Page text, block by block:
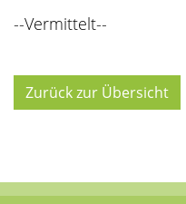
--Vermittelt--
Zurück zur Übersicht